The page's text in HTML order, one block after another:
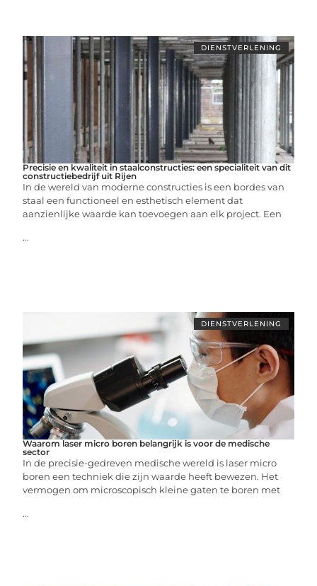
DIENSTVERLENING
Precisie en kwaliteit in staalconstructies: een specialiteit van dit
constructiebedrijf uit Rijen
In de wereld van moderne constructies is een bordes van
staal een functioneel en esthetisch element dat
aanzienlijke waarde kan toevoegen aan elk project. Een
...
DIENSTVERLENING
Waarom laser micro boren belangrijk is voor de medische
sector
In de precisie-gedreven medische wereld is laser micro
boren een techniek die zijn waarde heeft bewezen. Het
vermogen om microscopisch kleine gaten te boren met
...